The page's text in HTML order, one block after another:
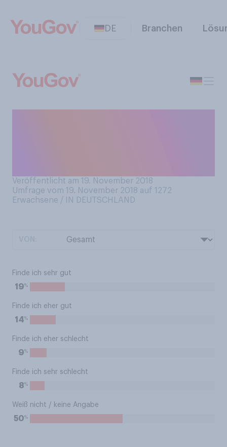
DE Branchen
Veröffentlicht am 19. November 2018
Umfrage vom 19. November 2018 auf 1272
Erwachsene / IN DEUTSCHLAND
Finde ich sehr gut
19%
Finde ich eher gut
14%
Finde ich eher schlecht
9%
Finde ich sehr schlecht
8%
Weiß nicht / keine Angabe
50%